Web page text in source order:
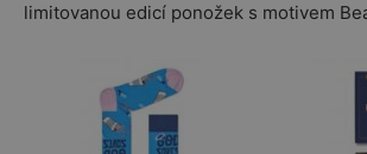
limitovanou edicí ponožek s motivem